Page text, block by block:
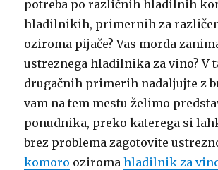
potreba po različnih hladilnih
hladilnikih, primernih za
oziroma pijače? Vas morda
ustreznega hladilnika za vino? V
drugačnih primerih nadaljujte z
vam na tem mestu želimo
ponudnika, preko katerega si
brez problema zagotovite
komoro oziromahladilnik za